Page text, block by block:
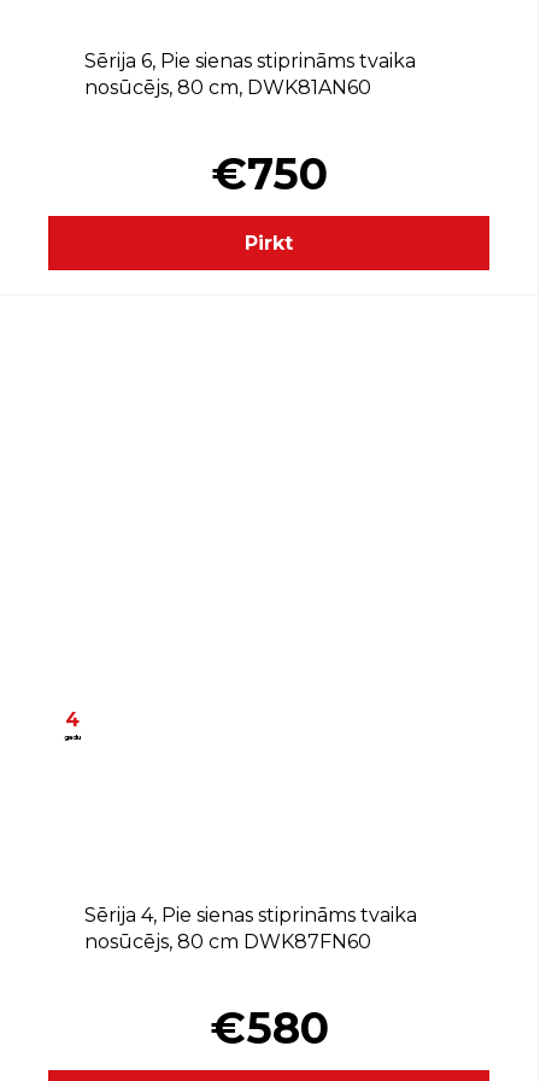
Sērija 6, Pie sienas stiprināms tvaika
nosūcējs, 80 cm, DWK81AN60
€750
Pirkt
4
gadu
Sērija 4, Pie sienas stiprināms tvaika
nosūcējs, 80 cm DWK87FN60
€580